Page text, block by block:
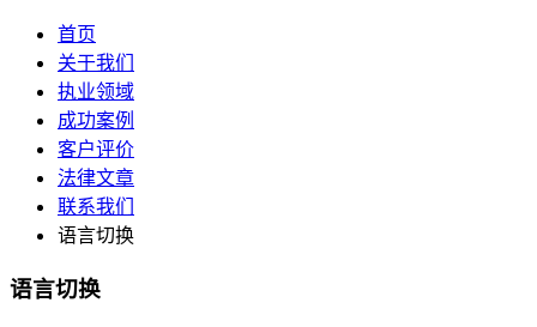
首页
关于我们
执业领域
成功案例
客户评价
法律文章
联系我们
语言切换
语言切换